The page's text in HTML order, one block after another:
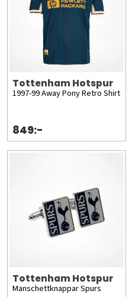
Tottenham Hotspur
1997-99 Away Pony Retro Shirt
849:-
Tottenham Hotspur
Manschettknappar Spurs